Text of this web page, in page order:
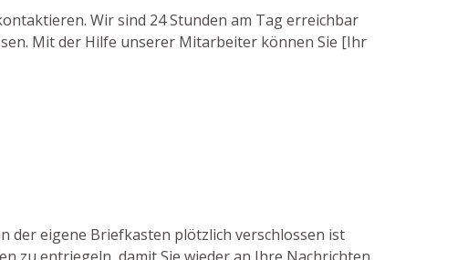
Wir sind 24 Stunden am Tag erreichbar
Mit der Hilfe unserer Mitarbeiter können Sie [Ihr
der eigene Briefkasten plötzlich verschlossen ist